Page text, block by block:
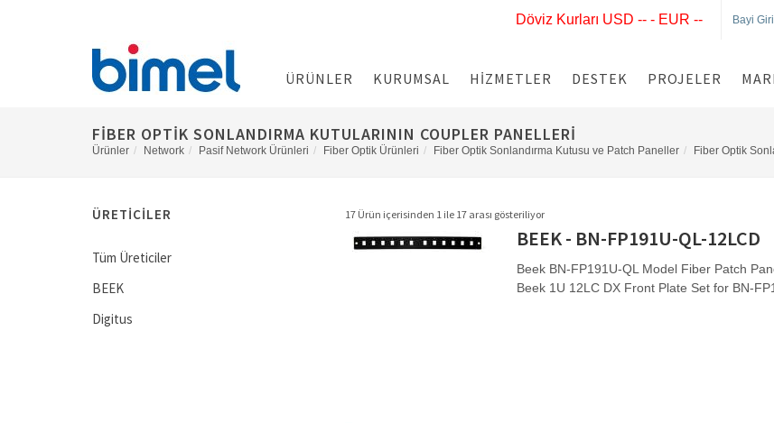
Döviz Kurları USD -- - EUR -- Bayi
ÜRÜNLER KURUMSAL HIZMETLER DESTEK PROJELER
FIBER OPTIK SONLANDIRMA KUTULARININ COUPLER PANELLERI
Ürünler Network Pasif Network Ürünleri Fiber Optik Ürünleri Fiber Optik Sonlandırma Kutusu ve Patch Paneller Fiber Optik
17 Ürün içerisinden 1 ile 17 arası gösteriliyor
BEEK - BN-FP191U-QL-12LCD
Beek BN-FP191U-QL Model Fiber Patch
Beek 1U 12LC DX Front Plate Set for BN-
ÜRETICILER
Tüm Üreticiler
BEEK
Digitus